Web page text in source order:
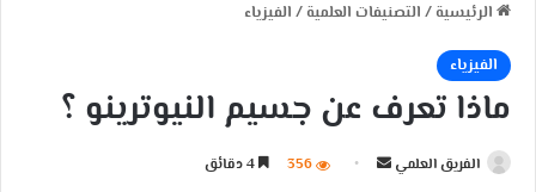
الرئيسية / التصنيفات العلمية / الفيزياء
الفيزياء
ماذا تعرف عن جسيم النيوترينو ؟
الفريق العلمي 356